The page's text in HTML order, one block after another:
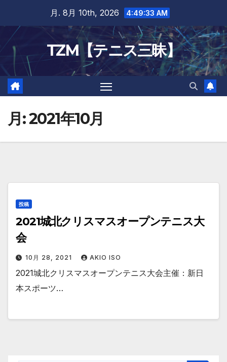
content
月. 8月 10th, 2026 4:49:33 AM
TZM【テニス三昧】
月:2021年10月
投稿
2021城北クリスマスオープンテニス大
会
10月 28, 2021 AKIO ISO
2021城北クリスマスオープンテニス大会主催：新日
本スポーツ…